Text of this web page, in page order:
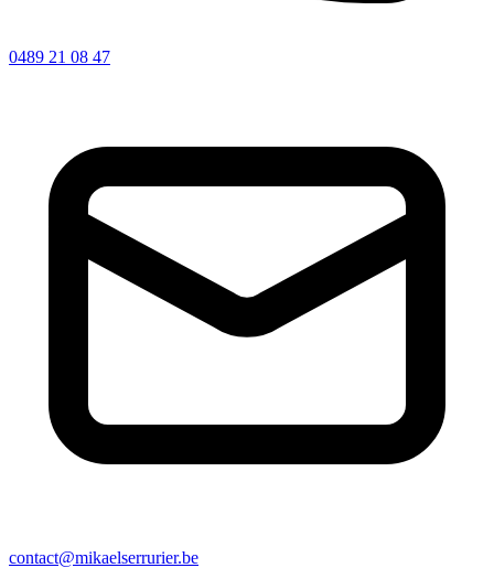
0489 21 08 47
contact@mikaelserrurier.be